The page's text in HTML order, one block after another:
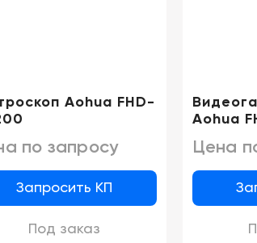
Aohua FHD-
по запросу
Запросить КП
Под заказ
Aohua
Цена